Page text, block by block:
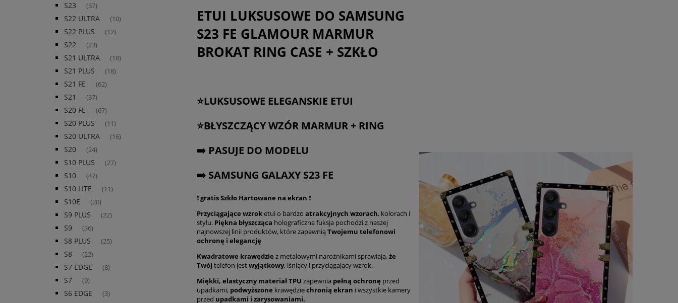
S23 (37)
S22 ULTRA (10)
S22 PLUS (12)
S22 (23)
S21 ULTRA (18)
S21 PLUS (18)
S21 FE (62)
S21 (37)
S20 FE (67)
S20 PLUS (11)
S20 ULTRA (16)
S20 (24)
S10 PLUS (27)
S10 (47)
S10 LITE (11)
S10E (20)
S9 PLUS (22)
S9 (36)
S8 PLUS (25)
S8 (22)
S7 EDGE (8)
S7 (9)
S6 EDGE (3)
ETUI LUKSUSOWE DO SAMSUNG
S23 FE GLAMOUR MARMUR
BROKAT RING CASE + SZKŁO
⭐LUKSUSOWE ELEGANSKIE ETUI
⭐BŁYSZCZĄCY WZÓR MARMUR + RING
➡️ PASUJE DO MODELU
➡️ SAMSUNG GALAXY S23 FE
❗gratis Szkło Hartowane na ekran ❗
Przyciągające wzroketui o bardzo atrakcyjnych wzorach, kolorach i
stylu. Piękna błyszcząca holograficzna fuksja pochodzi z naszej
najnowszej linii produktów, które zapewnią Twojemu telefonowi
ochronę i elegancję
Kwadratowe krawędzie z metalowymi narożnikami sprawiają, że
Twój telefon jestwyjątkowy, lśniący i przyciągający wzrok.
Miękki, elastyczny materiał TPU zapewnia pełną ochronę przed
upadkami, podwyższone krawędziechronią ekran i wszystkie kamery
przed upadkami i zarysowaniami.